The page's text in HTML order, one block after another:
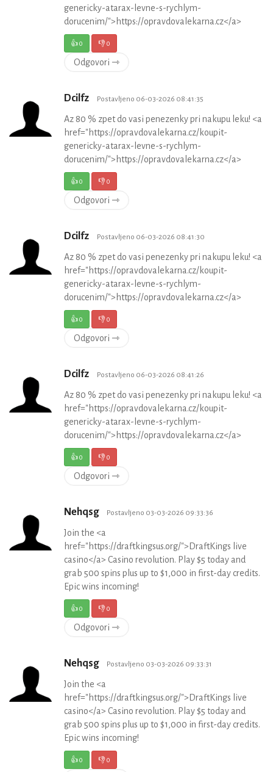
genericky-atarax-levne-s-rychlym-
dorucenim/">https://opravdovalekarna.cz</a>
👍0 👎0
Odgovori ⇾
Dcilfz Postavljeno 06-03-2026 08:41:35
Az 80 % zpet do vasi penezenky pri nakupu leku! <a
href="https://opravdovalekarna.cz/koupit-
genericky-atarax-levne-s-rychlym-
dorucenim/">https://opravdovalekarna.cz</a>
👍0 👎0
Odgovori ⇾
Dcilfz Postavljeno 06-03-2026 08:41:30
Az 80 % zpet do vasi penezenky pri nakupu leku! <a
href="https://opravdovalekarna.cz/koupit-
genericky-atarax-levne-s-rychlym-
dorucenim/">https://opravdovalekarna.cz</a>
👍0 👎0
Odgovori ⇾
Dcilfz Postavljeno 06-03-2026 08:41:26
Az 80 % zpet do vasi penezenky pri nakupu leku! <a
href="https://opravdovalekarna.cz/koupit-
genericky-atarax-levne-s-rychlym-
dorucenim/">https://opravdovalekarna.cz</a>
👍0 👎0
Odgovori ⇾
Nehqsg Postavljeno 03-03-2026 09:33:36
Join the <a
href="https://draftkingsus.org/">DraftKings live
casino</a> Casino revolution. Play $5 today and
grab 500 spins plus up to $1,000 in first-day credits.
Epic wins incoming!
👍0 👎0
Odgovori ⇾
Nehqsg Postavljeno 03-03-2026 09:33:31
Join the <a
href="https://draftkingsus.org/">DraftKings live
casino</a> Casino revolution. Play $5 today and
grab 500 spins plus up to $1,000 in first-day credits.
Epic wins incoming!
👍0 👎0